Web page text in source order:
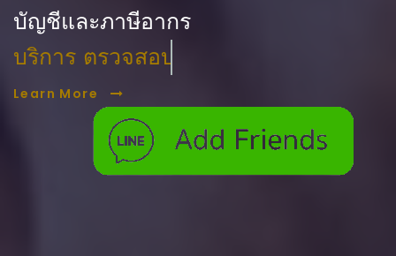
บัญชีและภาษีอากร
บริการ ตรวจสอบบัญชี
Learn More